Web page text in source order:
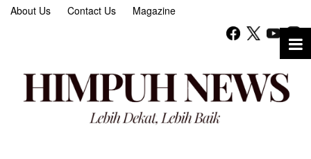
About Us Contact Us Magazine